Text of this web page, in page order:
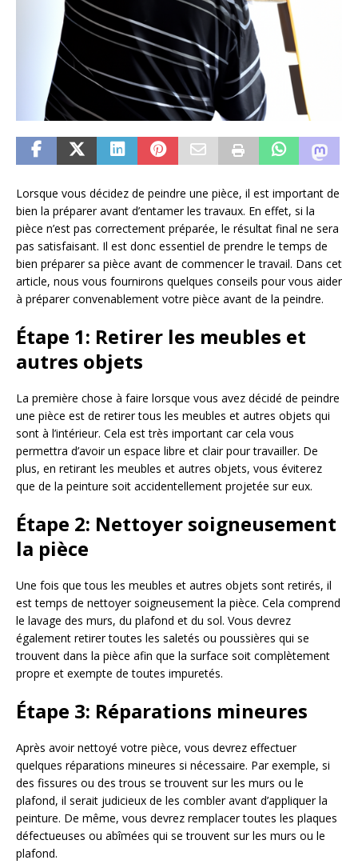
Lorsque vous décidez de peindre une pièce, il est important de
bien la préparer avant d’entamer les travaux. En effet, si la
pièce n’est pas correctement préparée, le résultat final ne sera
pas satisfaisant. Il est donc essentiel de prendre le temps de
bien préparer sa pièce avant de commencer le travail. Dans cet
article, nous vous fournirons quelques conseils pour vous aider
à préparer convenablement votre pièce avant de la peindre.
Étape 1: Retirer les meubles et
autres objets
La première chose à faire lorsque vous avez décidé de peindre
une pièce est de retirer tous les meubles et autres objets qui
sont à l’intérieur. Cela est très important car cela vous
permettra d’avoir un espace libre et clair pour travailler. De
plus, en retirant les meubles et autres objets, vous éviterez
que de la peinture soit accidentellement projetée sur eux.
Étape 2: Nettoyer soigneusement
la pièce
Une fois que tous les meubles et autres objets sont retirés, il
est temps de nettoyer soigneusement la pièce. Cela comprend
le lavage des murs, du plafond et du sol. Vous devrez
également retirer toutes les saletés ou poussières qui se
trouvent dans la pièce afin que la surface soit complètement
propre et exempte de toutes impuretés.
Étape 3: Réparations mineures
Après avoir nettoyé votre pièce, vous devrez effectuer
quelques réparations mineures si nécessaire. Par exemple, si
des fissures ou des trous se trouvent sur les murs ou le
plafond, il serait judicieux de les combler avant d’appliquer la
peinture. De même, vous devrez remplacer toutes les plaques
défectueuses ou abîmées qui se trouvent sur les murs ou le
plafond.